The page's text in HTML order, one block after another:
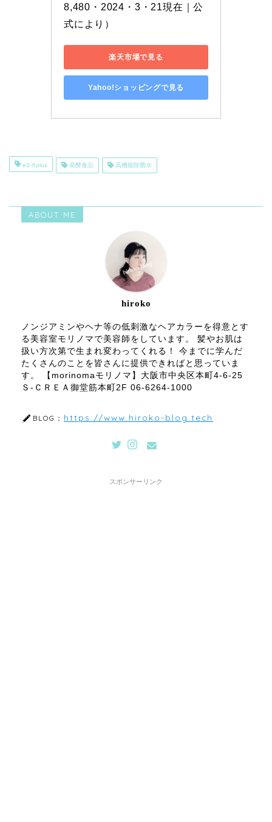
8,480・2024・3・21現在｜公
式により）
楽天市場で見る
Yahoo!ショッピングで見る
e3-Xplus 発酵食品 高機能除菌水
ABOUT ME
hiroko
ノンジアミンやヘナ等の低刺激なヘアカラーを得意とす
る美容室モリノマで美容師をしています。 髪やお肌は
扱い方次第で生まれ変わってくれる！ 今までに学んだ
たくさんのことを皆さんに提供できればと思っていま
す。 【morinomaモリノマ】大阪市中央区本町4-6-25
Ｓ-ＣＲＥＡ御堂筋本町2F 06-6264-1000
BLOG： https://www.hiroko-blog.tech
スポンサーリンク